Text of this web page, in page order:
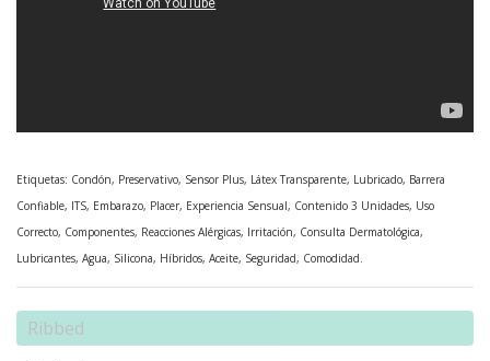
Etiquetas: Condón, Preservativo, Sensor Plus, Látex Transparente, Lubricado, Barrera
Confiable, ITS, Embarazo, Placer, Experiencia Sensual, Contenido 3 Unidades, Uso
Correcto, Componentes, Reacciones Alérgicas, Irritación, Consulta Dermatológica,
Lubricantes, Agua, Silicona, Híbridos, Aceite, Seguridad, Comodidad.
Ribbed